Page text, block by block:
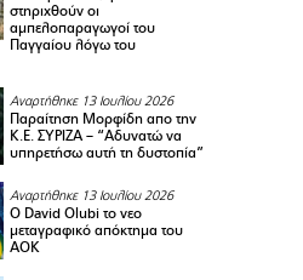
στηριχθούν οι
αμπελοπαραγωγοί του
Παγγαίου λόγω του
Αναρτήθηκε 13 Ιουλίου 2026
Παραίτηση Μορφίδη απο την
Κ.Ε. ΣΥΡΙΖΑ – “Αδυνατώ να
υπηρετήσω αυτή τη δυστοπία”
Αναρτήθηκε 13 Ιουλίου 2026
Ο David Olubi το νεο
μεταγραφικό απόκτημα του
ΑΟΚ